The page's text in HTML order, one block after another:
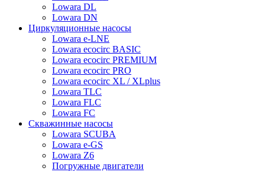
Lowara DL
Lowara DN
Циркуляционные насосы
Lowara e-LNE
Lowara ecocirc BASIC
Lowara ecocirc PREMIUM
Lowara ecocirc PRO
Lowara ecocirc XL / XLplus
Lowara TLC
Lowara FLC
Lowara FC
Скважинные насосы
Lowara SCUBA
Lowara e-GS
Lowara Z6
Погружные двигатели